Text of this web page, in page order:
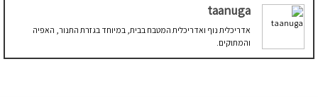
taanuga
אדריכלית נוף ואדריכלית המטבח בבית, במיוחד בגזרת התנור, האפיה
והמתוקים.